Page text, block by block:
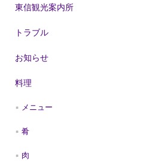
東信観光案内所
トラブル
お知らせ
料理
メニュー
肴
肉